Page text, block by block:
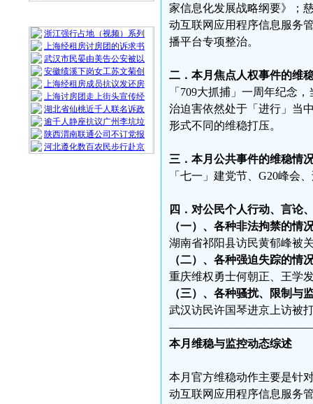
浙江强行占地（视频）系列
上海经租房讨房团的诉求书
武汉市民晏由美告公安被以
安徽绩溪下岗女工苏文菊创
上海经租房成员抗议发还房
上海讨房团走上街头宣传经
湖北省仙桃近千人联名诉政
逾千人静座抗议广州李坑垃
陕西渭南联通公司不订党报
河北遵化数百农民步行赴京
家信息化发展战略纲要》；
动互联网应用程序信息服务
播平台专项整治。
二．本月焦点人权事件的维
「709大抓捕」一周年纪念
治迫害依然处于「进行」当
形式不同的维稳打压。
三．本月公共事件的维稳情
「七一」建党节、G20峰会
四．对公民个人行动、言论
（一）、各种非法拘禁的情
湖南省祁阳县访民黄郁峰被
（二）、各种强迫失踪的情
重庆维权勇士何朝正、王学
（三）、各种骚扰、限制与
武汉访民许国琴进京上访被
本月维稳与监控动态综述
本月官方维稳动作主要是针
动互联网应用程序信息服务